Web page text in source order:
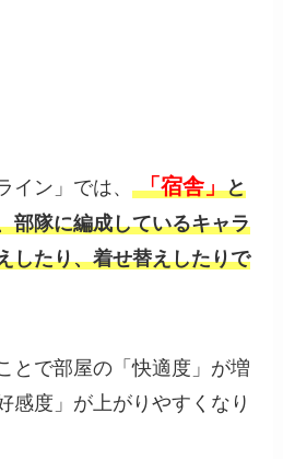
イン」では、「宿舎」と
部隊に編成しているキャラ
したり、着せ替えしたりで
とで部屋の「快適度」が増
感度」が上がりやすくなり